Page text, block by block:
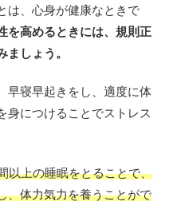
は、心身が健康なときで
を高めるときには、規則正
ましょう。
早寝早起きをし、適度に体
身につけることでストレス
以上の睡眠をとることで、
、体力気力を養うことがで